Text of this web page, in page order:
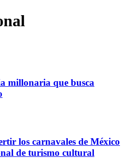
millonaria que busca
los carnavales de México
de turismo cultural